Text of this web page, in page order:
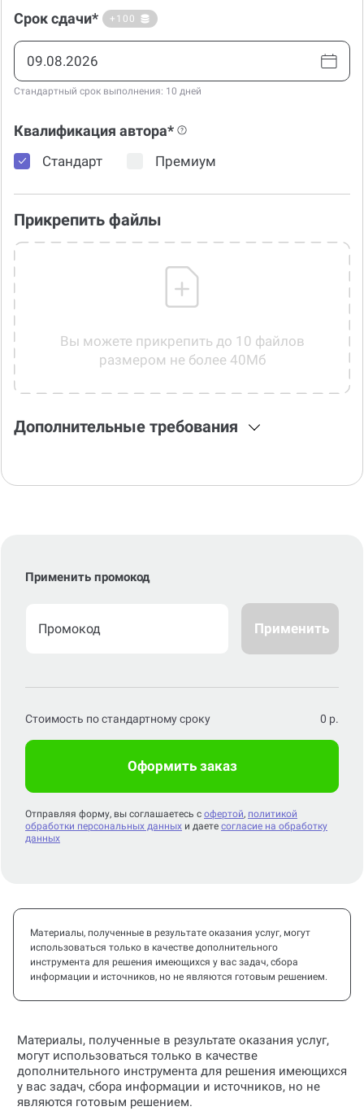
Срок сдачи* +100
Стандартный срок выполнения: 10 дней
Квалификация автора*
Стандарт Премиум
Прикрепить файлы
Вы можете прикрепить до 10 файлов
размером не более 40Мб
Дополнительные требования
Применить промокод
Применить
Стоимость по стандартному сроку 0 р.
Оформить заказ
Отправляя форму, вы соглашаетесь с офертой, политикой
обработки персональных данных и даете согласие на обработку
данных
Материалы, полученные в результате оказания услуг, могут
использоваться только в качестве дополнительного
инструмента для решения имеющихся у вас задач, сбора
информации и источников, но не являются готовым решением.
Материалы, полученные в результате оказания услуг,
могут использоваться только в качестве
дополнительного инструмента для решения имеющихся
у вас задач, сбора информации и источников, но не
являются готовым решением.